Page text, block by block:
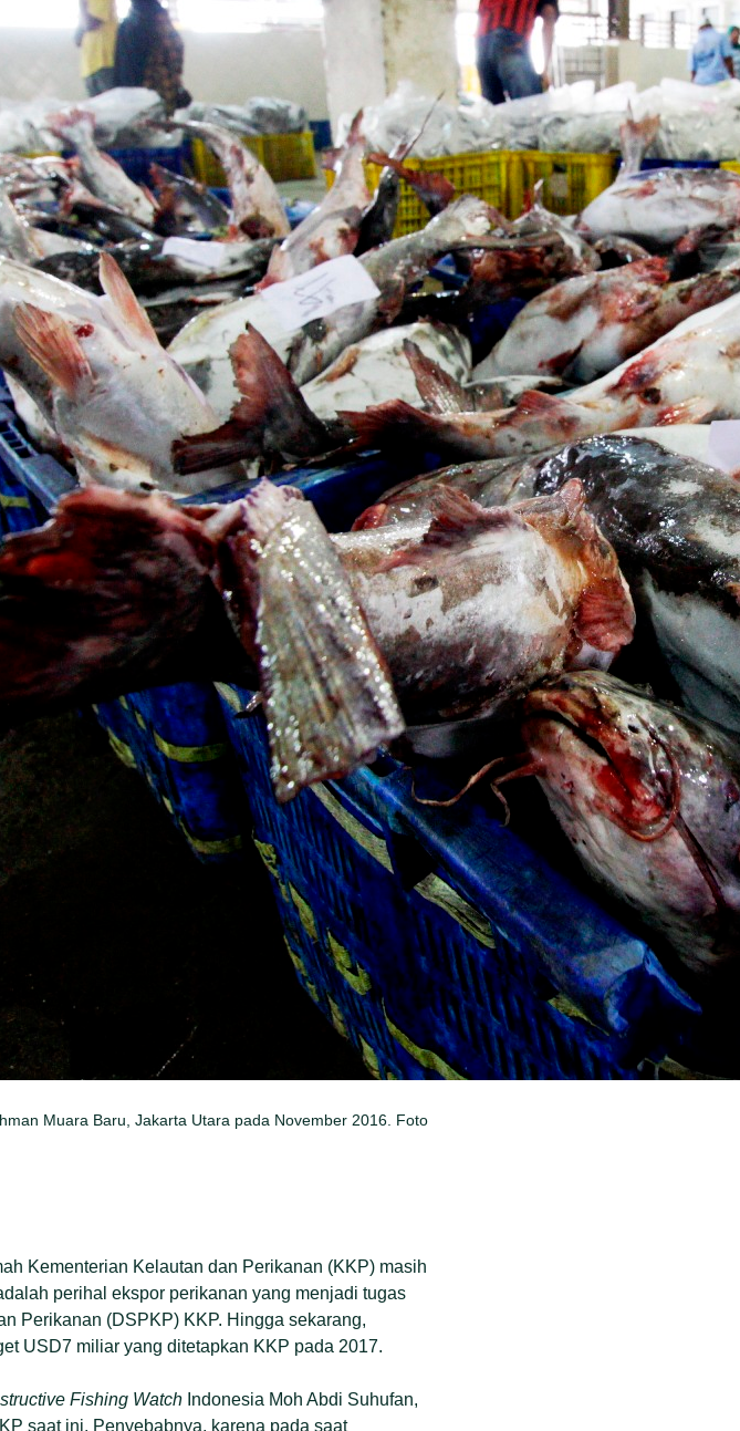
Muara Baru, Jakarta Utara pada November 2016. Foto
Kementerian Kelautan dan Perikanan (KKP) masih
perihal ekspor perikanan yang menjadi tugas
Perikanan (DSPKP) KKP. Hingga sekarang,
USD7 miliar yang ditetapkan KKP pada 2017.
Fishing Watch Indonesia Moh Abdi Suhufan,
saat ini. Penyebabnya, karena pada saat